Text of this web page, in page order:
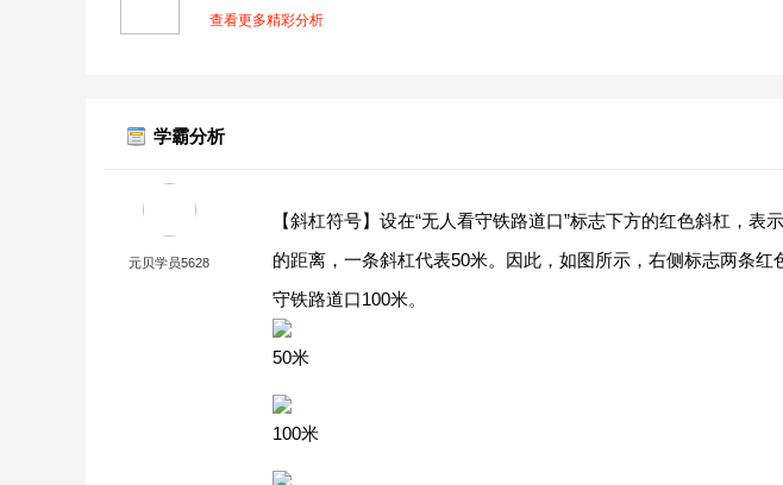
查看更多精彩分析
学霸分析
元贝学员5628
【斜杠符号】设在“无人看守铁路道口”标志下方的红色斜杠，表
的距离，一条斜杠代表50米。因此，如图所示，右侧标志两条红
守铁路道口100米。
50米
100米